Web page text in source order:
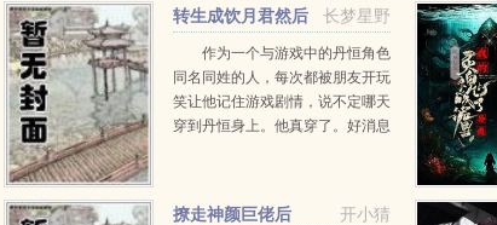
长梦星野
转生成饮月君然后
天下无敌
作为一个与游戏中的丹恒角色
同名同姓的人，每次都被朋友开玩
笑让他记住游戏剧情，说不定哪天
穿到丹恒身上。他真穿了。好消息
开小猜
撩走神颜巨佬后